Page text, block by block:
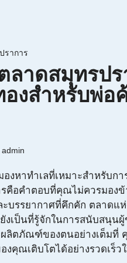
ราการ
ลาดสมุทรปร
องสำหรับพ่อ
admin
งหาทำเลที่เหมาะสำหรับก
รคือคำตอบที่คุณไม่ควรมอง
บรรยากาศที่คึกคัก ตลาดแ
งเป็นที่รู้จักในการสนับสนุน
ผลิตภัณฑ์ของตนอย่างเต็มที่
งคุณเติบโตได้อย่างรวดเร็ว